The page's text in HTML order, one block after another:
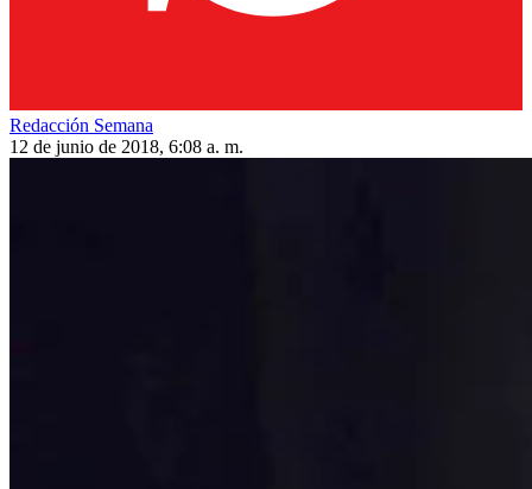
Redacción Semana
12 de junio de 2018, 6:08 a. m.